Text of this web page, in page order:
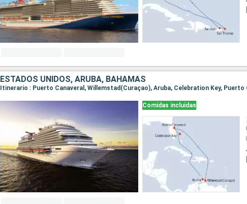
ESTADOS UNIDOS, ARUBA, BAHAMAS
Itinerario : Puerto Canaveral, Willemstad(Curaçao), Aruba, Celebration Key, Puerto
Comidas incluidas